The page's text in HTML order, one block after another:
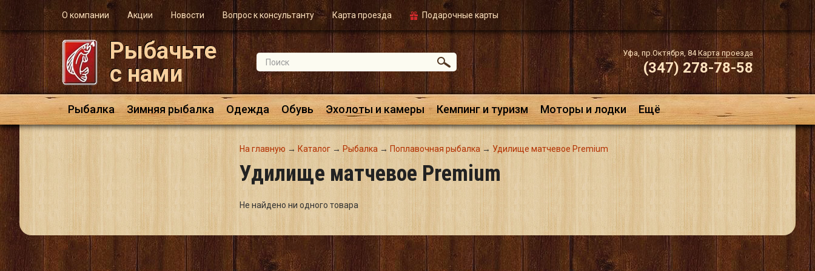
О компании Акции Новости Вопрос к консультанту Карта проезда Подарочные карты
Рыбачьте
с нами
Уфа, пр.Октября, 84Карта проезда
(347) 278-78-58
Рыбалка Зимняя рыбалка Одежда Обувь Эхолоты и камеры Кемпинг и туризм Моторы и лодки Ещё
На главную → Каталог→ Рыбалка → Поплавочная рыбалка → Удилище матчевое Premium
Удилище матчевое Premium
Не найдено ни одного товара